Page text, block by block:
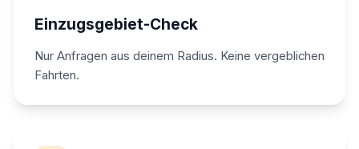
Einzugsgebiet-Check
Nur Anfragen aus deinem Radius. Keine vergeblichen
Fahrten.